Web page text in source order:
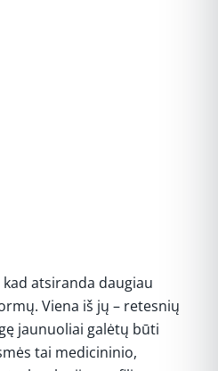
atsiranda daugiau
Viena iš jų – retesnių
jaunuoliai galėtų būti
tai medicininio,